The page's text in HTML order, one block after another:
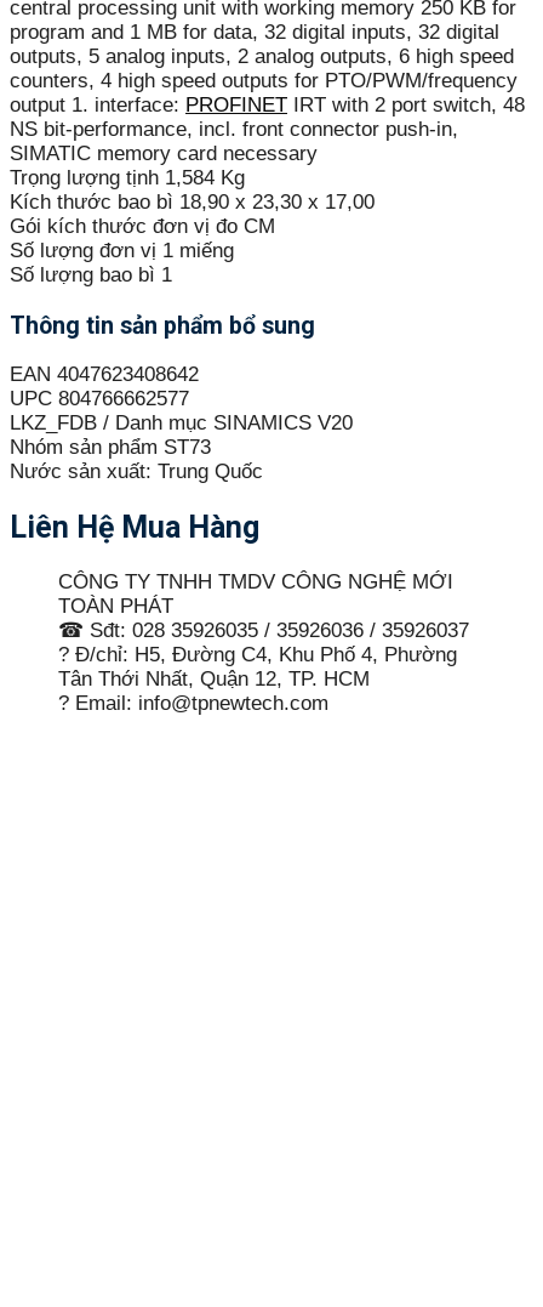
central processing unit with working memory 250 KB for
program and 1 MB for data, 32 digital inputs, 32 digital
outputs, 5 analog inputs, 2 analog outputs, 6 high speed
counters, 4 high speed outputs for PTO/PWM/frequency
output 1. interface: PROFINET IRT with 2 port switch, 48
NS bit-performance, incl. front connector push-in,
SIMATIC memory card necessary
Trọng lượng tịnh 1,584 Kg
Kích thước bao bì 18,90 x 23,30 x 17,00
Gói kích thước đơn vị đo CM
Số lượng đơn vị 1 miếng
Số lượng bao bì 1
Thông tin sản phẩm bổ sung
EAN 4047623408642
UPC 804766662577
LKZ_FDB / Danh mục SINAMICS V20
Nhóm sản phẩm ST73
Nước sản xuất: Trung Quốc
Liên Hệ Mua Hàng
CÔNG TY TNHH TMDV CÔNG NGHỆ MỚI
TOÀN PHÁT
☎ Sđt: 028 35926035 / 35926036 / 35926037
? Đ/chỉ: H5, Đường C4, Khu Phố 4, Phường
Tân Thới Nhất, Quận 12, TP. HCM
? Email: info@tpnewtech.com